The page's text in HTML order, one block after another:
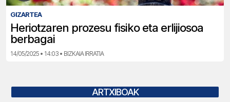
GIZARTEA
Heriotzaren prozesu fisiko eta erlijiosoa
berbagai
14/05/2025 • 14:03 • BIZKAIA IRRATIA
ARTXIBOAK